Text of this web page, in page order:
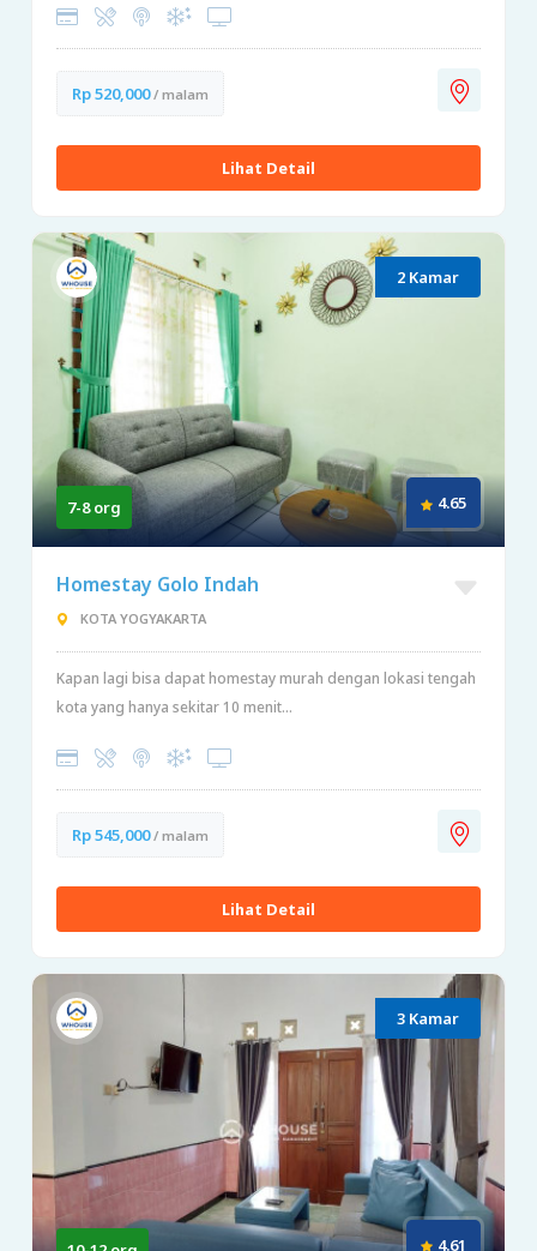
Rp 520,000/ malam
Lihat Detail
2 Kamar
7-8 org 4.65
Homestay Golo Indah
KOTA YOGYAKARTA
Kapan lagi bisa dapat homestay murah dengan lokasi tengah
kota yang hanya sekitar 10 menit...
Rp 545,000/ malam
Lihat Detail
3 Kamar
4.61